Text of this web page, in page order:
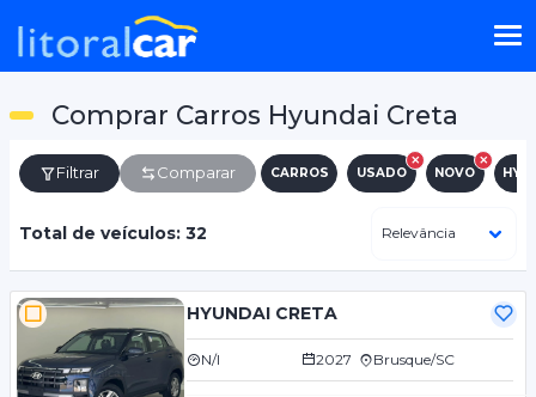
Comprar Carros Hyundai Creta
Filtrar Comparar CARROS USADO NOVO
Total de veículos: 32
HYUNDAI CRETA
N/I 2027 Brusque/SC